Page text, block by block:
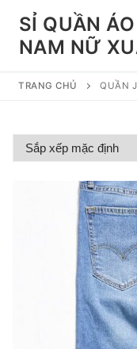
Chuyển
đếnSỈ QUẦN
NAM NỮ
TRANG CHỦ QUẦN